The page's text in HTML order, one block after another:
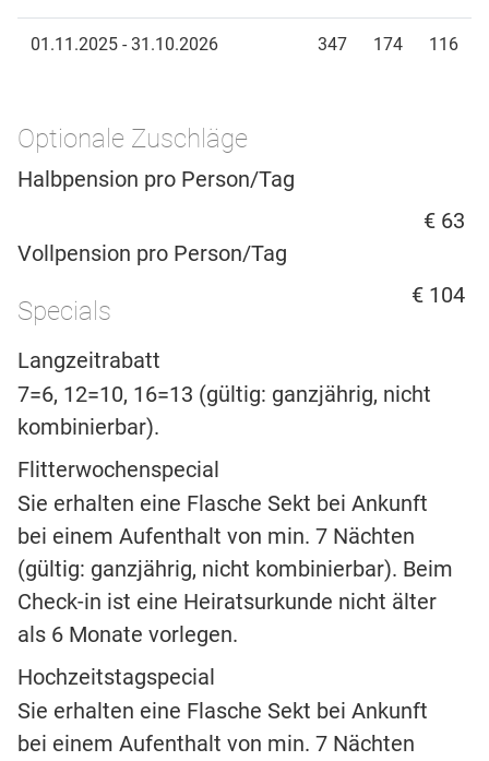
01.11.2025 - 31.10.2026 347 174 116
Optionale Zuschläge
Halbpension pro Person/Tag
€ 63
Vollpension pro Person/Tag
€ 104
Specials
Langzeitrabatt
7=6, 12=10, 16=13 (gültig: ganzjährig, nicht
kombinierbar).
Flitterwochenspecial
Sie erhalten eine Flasche Sekt bei Ankunft
bei einem Aufenthalt von min. 7 Nächten
(gültig: ganzjährig, nicht kombinierbar). Beim
Check-in ist eine Heiratsurkunde nicht älter
als 6 Monate vorlegen.
Hochzeitstagspecial
Sie erhalten eine Flasche Sekt bei Ankunft
bei einem Aufenthalt von min. 7 Nächten